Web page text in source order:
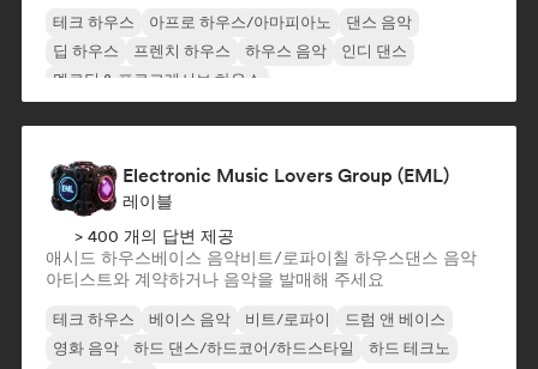
테크 하우스 아프로 하우스/아마피아노
댄스 음악
딥 하우스
프렌치 하우스 하우스 음악
인디 댄스
멜로딕 & 프로그레시브 하우스
Electronic Music Lovers Group (EML)
레이블
> 400 개의 답변 제공
애시드 하우스베이스 음악비트/로파이칠 하우스댄스 음악
아티스트와 계약하거나 음악을 발매해 주세요
테크 하우스 베이스 음악 비트/로파이
드럼 앤 베이스
영화 음악
하드 댄스/하드코어/하드스타일
하드 테크노